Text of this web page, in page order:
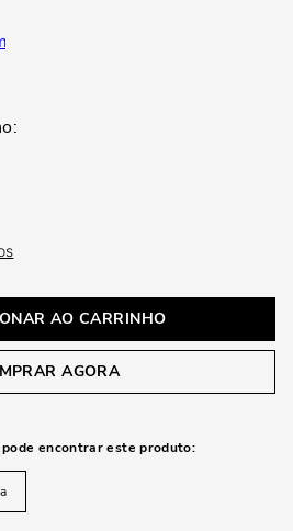
AO CARRINHO
AGORA
encontrar este produto: